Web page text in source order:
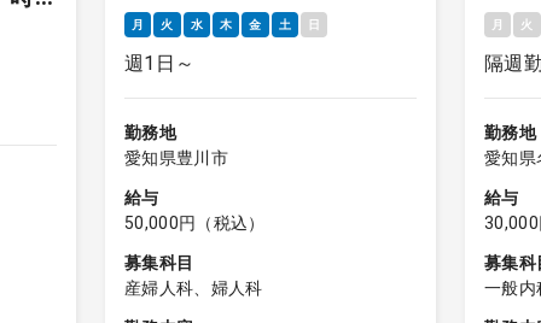
月 火 水 木 金 土 日
週1日～
勤務地
愛知県豊川市
給与
50,000円（税込）
募集科目
産婦人科、婦人科
月 火
隔週
勤務地
愛知県
給与
募集科
一般内